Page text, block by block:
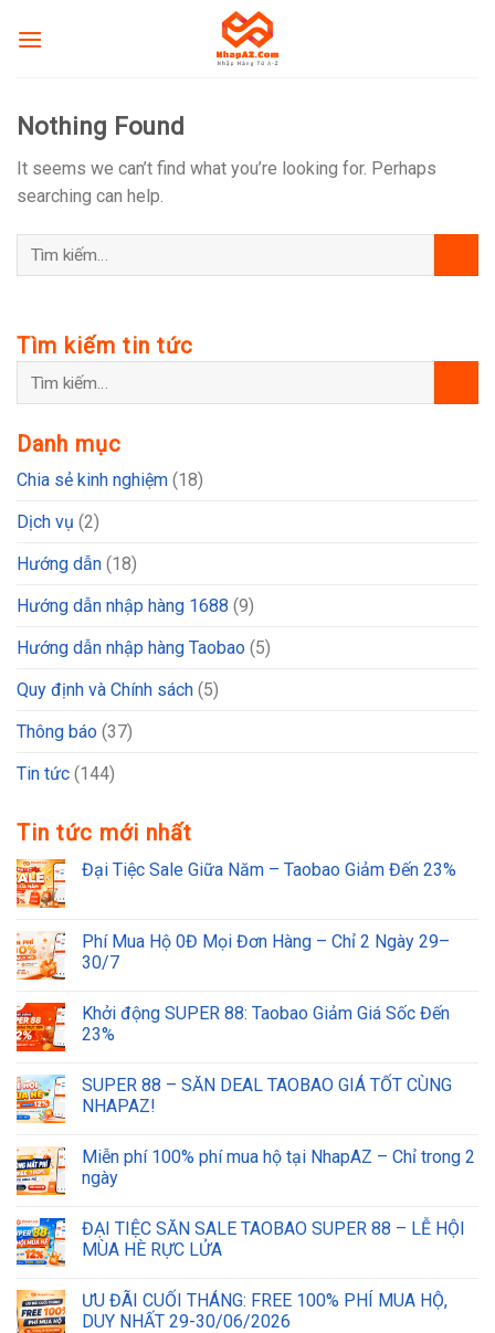
Nothing Found
It seems we can’t find what you’re looking for. Perhaps
searching can help.
Tìm kiếm tin tức
Danh mục
Chia sẻ kinh nghiệm (18)
Dịch vụ (2)
Hướng dẫn (18)
Hướng dẫn nhập hàng 1688 (9)
Hướng dẫn nhập hàng Taobao (5)
Quy định và Chính sách (5)
Thông báo (37)
Tin tức (144)
Tin tức mới nhất
Đại Tiệc Sale Giữa Năm – Taobao Giảm Đến 23%
Phí Mua Hộ 0Đ Mọi Đơn Hàng – Chỉ 2 Ngày 29–
30/7
Khởi động SUPER 88: Taobao Giảm Giá Sốc Đến
23%
SUPER 88 – SĂN DEAL TAOBAO GIÁ TỐT CÙNG
NHAPAZ!
Miễn phí 100% phí mua hộ tại NhapAZ – Chỉ trong 2
ngày
ĐẠI TIỆC SĂN SALE TAOBAO SUPER 88 – LỄ HỘI
MÙA HÈ RỰC LỬA
ƯU ĐÃI CUỐI THÁNG: FREE 100% PHÍ MUA HỘ,
DUY NHẤT 29-30/06/2026